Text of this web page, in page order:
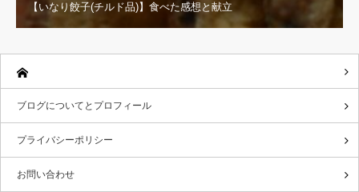
【いなり餃子(チルド品)】食べた感想と献立
ブログについてとプロフィール
プライバシーポリシー
お問い合わせ